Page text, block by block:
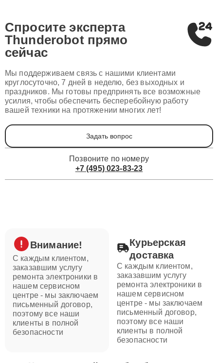
Спросите эксперта
Thunderobot прямо
сейчас
Мы поддерживаем связь с нашими клиентами
круглосуточно, 7 дней в неделю, без выходных и
праздников. Мы готовы предпринять все возможные
усилия, чтобы обеспечить бесперебойную работу
вашей техники на протяжении многих лет!
Задать вопрос
Позвоните по номеру
+7 (495) 023-83-23
Внимание!
С каждым клиентом,
заказавшим услугу
ремонта электроники в
нашем сервисном
центре - мы заключаем
письменный договор,
поэтому все наши
клиенты в полной
безопасности
Курьерская
доставка
С каждым клиентом,
заказавшим услугу
ремонта электроники в
нашем сервисном
центре - мы заключаем
письменный договор,
поэтому все наши
клиенты в полной
безопасности